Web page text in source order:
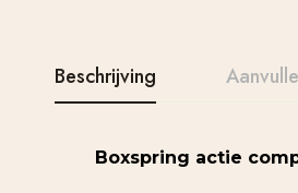
Beschrijving
Boxspring actie